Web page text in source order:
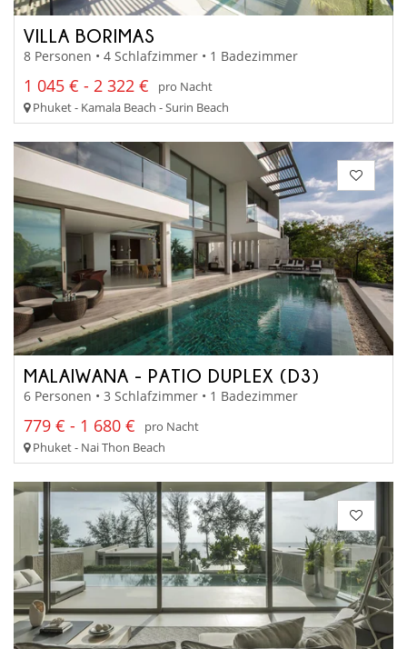
VILLA BORIMAS
8 Personen • 4 Schlafzimmer • 1 Badezimmer
1 045 € - 2 322 €
pro Nacht
Phuket - Kamala Beach - Surin Beach
MALAIWANA - PATIO DUPLEX (D3)
6 Personen • 3 Schlafzimmer • 1 Badezimmer
779 € - 1 680 €
pro Nacht
Phuket - Nai Thon Beach